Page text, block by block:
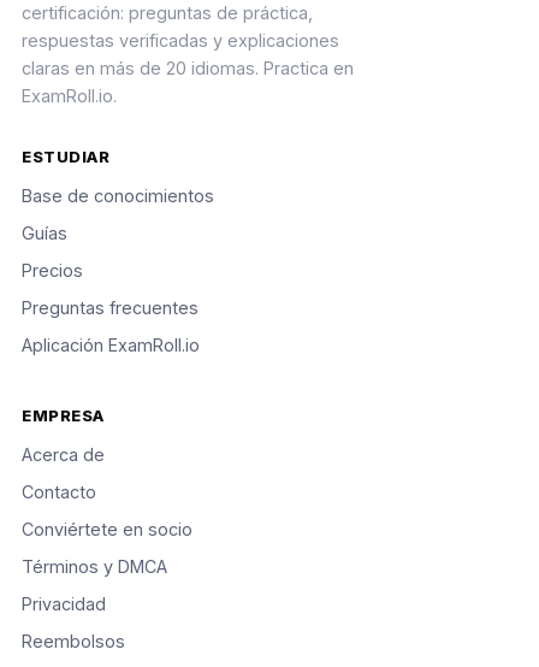
certificación: preguntas de práctica,
respuestas verificadas y explicaciones
claras en más de 20 idiomas. Practica en
ExamRoll.io.
ESTUDIAR
Base de conocimientos
Guías
Precios
Preguntas frecuentes
Aplicación ExamRoll.io
EMPRESA
Acerca de
Contacto
Conviértete en socio
Términos y DMCA
Privacidad
Reembolsos